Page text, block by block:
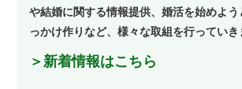
や結婚に関する情報提供、婚活を始めよ
っかけ作りなど、様々な取組を行っていき
＞新着情報はこちら